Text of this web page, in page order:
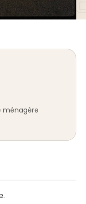
ménagère